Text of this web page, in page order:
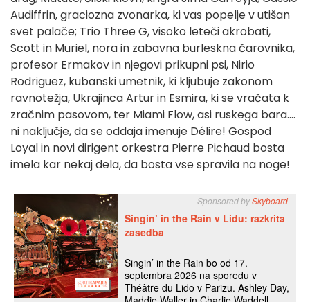
Audiffrin, graciozna zvonarka, ki vas popelje v utišan
svet palače; Trio Three G, visoko leteči akrobati,
Scott in Muriel, nora in zabavna burleskna čarovnika,
profesor Ermakov in njegovi prikupni psi, Nirio
Rodriguez, kubanski umetnik, ki kljubuje zakonom
ravnotežja, Ukrajinca Artur in Esmira, ki se vračata k
zračnim pasovom, ter Miami Flow, asi ruskega bara....
ni naključje, da se oddaja imenuje Délire! Gospod
Loyal in novi dirigent orkestra Pierre Pichaud bosta
imela kar nekaj dela, da bosta vse spravila na noge!